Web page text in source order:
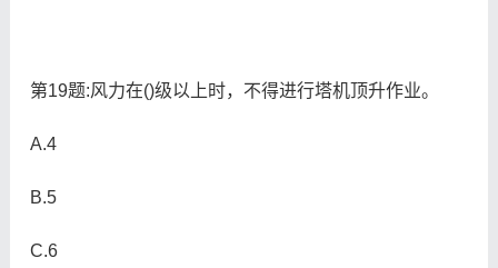
第19题:风力在()级以上时，不得进行塔机顶升作业。
A.4
B.5
C.6